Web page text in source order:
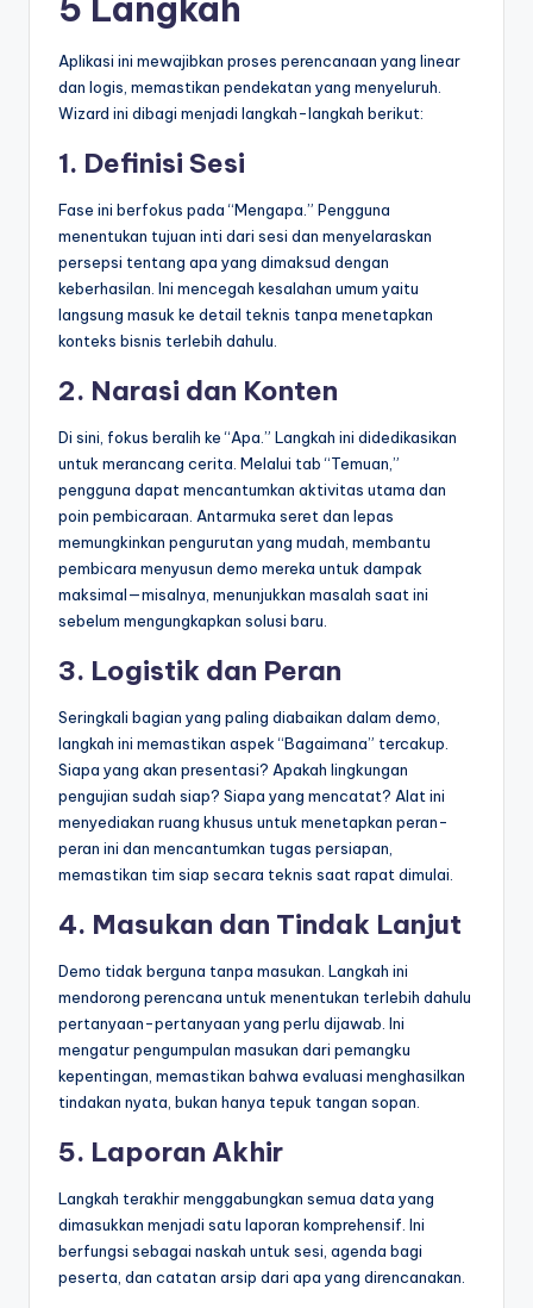
Aplikasi ini mewajibkan proses perencanaan yang linear
dan logis, memastikan pendekatan yang menyeluruh.
Wizard ini dibagi menjadi langkah-langkah berikut:
1. Definisi Sesi
Fase ini berfokus pada “Mengapa.” Pengguna
menentukan tujuan inti dari sesi dan menyelaraskan
persepsi tentang apa yang dimaksud dengan
keberhasilan. Ini mencegah kesalahan umum yaitu
langsung masuk ke detail teknis tanpa menetapkan
konteks bisnis terlebih dahulu.
2. Narasi dan Konten
Di sini, fokus beralih ke “Apa.” Langkah ini didedikasikan
untuk merancang cerita. Melalui tab “Temuan,”
pengguna dapat mencantumkan aktivitas utama dan
poin pembicaraan. Antarmuka seret dan lepas
memungkinkan pengurutan yang mudah, membantu
pembicara menyusun demo mereka untuk dampak
maksimal—misalnya, menunjukkan masalah saat ini
sebelum mengungkapkan solusi baru.
3. Logistik dan Peran
Seringkali bagian yang paling diabaikan dalam demo,
langkah ini memastikan aspek “Bagaimana” tercakup.
Siapa yang akan presentasi? Apakah lingkungan
pengujian sudah siap? Siapa yang mencatat? Alat ini
menyediakan ruang khusus untuk menetapkan peran-
peran ini dan mencantumkan tugas persiapan,
memastikan tim siap secara teknis saat rapat dimulai.
4. Masukan dan Tindak Lanjut
Demo tidak berguna tanpa masukan. Langkah ini
mendorong perencana untuk menentukan terlebih dahulu
pertanyaan-pertanyaan yang perlu dijawab. Ini
mengatur pengumpulan masukan dari pemangku
kepentingan, memastikan bahwa evaluasi menghasilkan
tindakan nyata, bukan hanya tepuk tangan sopan.
5. Laporan Akhir
Langkah terakhir menggabungkan semua data yang
dimasukkan menjadi satu laporan komprehensif. Ini
berfungsi sebagai naskah untuk sesi, agenda bagi
peserta, dan catatan arsip dari apa yang direncanakan.